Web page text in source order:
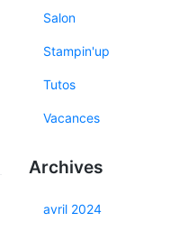
Salon
Stampin'up
Tutos
Vacances
Archives
avril 2024